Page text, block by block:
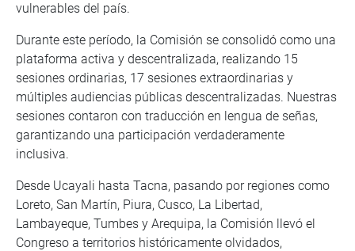
vulnerables del país.
Durante este período, la Comisión se consolidó como una
plataforma activa y descentralizada, realizando 15
sesiones ordinarias, 17 sesiones extraordinarias y
múltiples audiencias públicas descentralizadas. Nuestras
sesiones contaron con traducción en lengua de señas,
garantizando una participación verdaderamente
inclusiva.
Desde Ucayali hasta Tacna, pasando por regiones como
Loreto, San Martín, Piura, Cusco, La Libertad,
Lambayeque, Tumbes y Arequipa, la Comisión llevó el
Congreso a territorios históricamente olvidados,